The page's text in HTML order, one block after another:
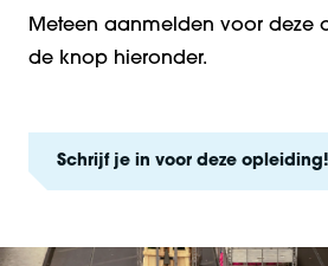
Meteen aanmelden voor deze
de knop hieronder.
Schrijf je in voor deze opleiding!